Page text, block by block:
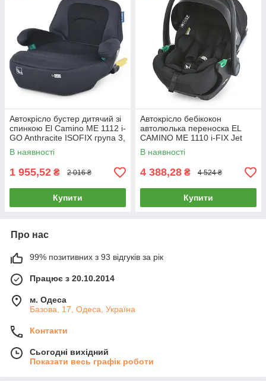
Автокрісло бустер дитячий зі
спинкою El Camino ME 1112 i-
GO Anthracite ISOFIX група 3,
вага дитини 22-36 кг
В наявності
1 955,52 ₴ 2 016 ₴
Купити
Автокрісло бебікокон
автолюлька переноска EL
CAMINO ME 1110 i-FIX Jet
Black
В наявності
4 388,28 ₴ 4 524 ₴
Купити
Про нас
99% позитивних з 93 відгуків за рік
Працює з 20.10.2014
м. Одеса
Базова, 17, Одеса, Україна
Контакти
Сьогодні вихідний
Показати весь графік роботи